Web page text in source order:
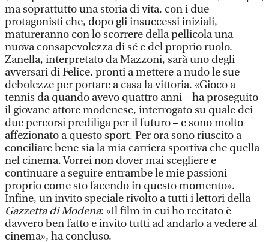
ma soprattutto una storia di vita, con i due
protagonisti che, dopo gli insuccessi iniziali,
matureranno con lo scorrere della pellicola una
nuova consapevolezza di sé e del proprio ruolo.
Zanella, interpretato da Mazzoni, sarà uno degli
avversari di Felice, pronti a mettere a nudo le sue
debolezze per portare a casa la vittoria. «Gioco a
tennis da quando avevo quattro anni – ha proseguito
il giovane attore modenese, interrogato su quale dei
due percorsi prediliga per il futuro – e sono molto
affezionato a questo sport. Per ora sono riuscito a
conciliare bene sia la mia carriera sportiva che quella
nel cinema. Vorrei non dover mai scegliere e
continuare a seguire entrambe le mie passioni
proprio come sto facendo in questo momento».
Infine, un invito speciale rivolto a tutti i lettori della
Gazzetta di Modena: «Il film in cui ho recitato è
davvero ben fatto e invito tutti ad andarlo a vedere al
cinema», ha concluso.